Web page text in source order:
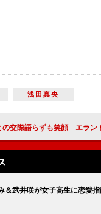
浅田真央
際語らずも笑顔 エランドール賞新人
＆武井咲が女子高生に恋愛